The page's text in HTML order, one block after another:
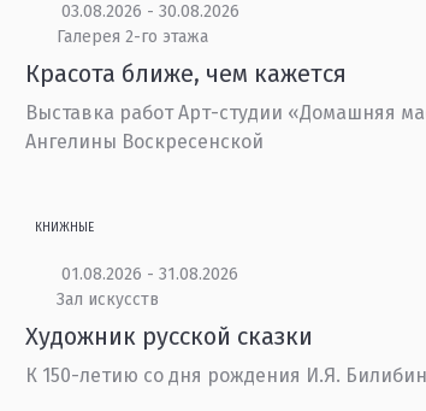
03.08.2026 - 30.08.2026
Галерея 2-го этажа
Красота ближе, чем кажется
Выставка работ Арт-студии «Домашняя
Ангелины Воскресенской
КНИЖНЫЕ
01.08.2026 - 31.08.2026
Зал искусств
Художник русской сказки
К 150-летию со дня рождения И.Я.